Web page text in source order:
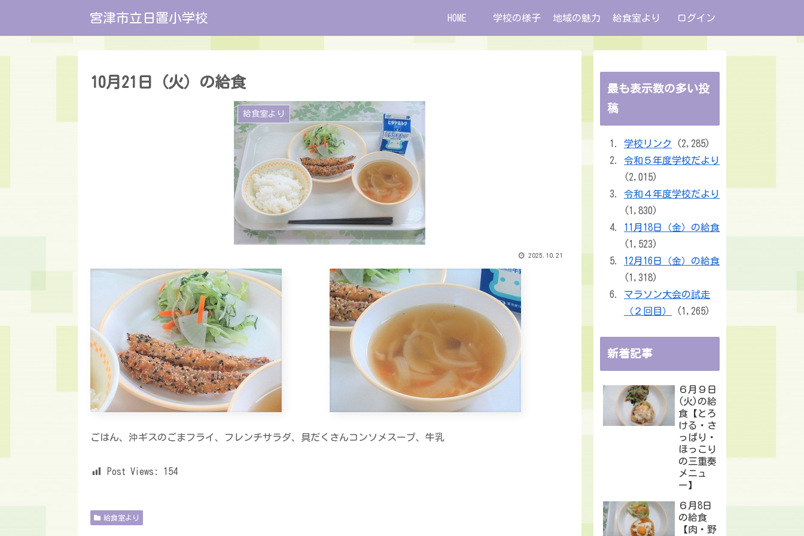
宮津市立日置小学校 HOME 学校の様子 地域の魅力 給食室より ログイン
10月21日（火）の給食
給食室より
2025.10.21
ごはん、沖ギスのごまフライ、フレンチサラダ、具だくさんコンソメスープ、牛乳
Post Views: 154
給食室より
最も表示数の多い投
稿
学校リンク
(2,285)
令和５年度学校だより
(2,015)
令和４年度学校だより
(1,830)
11月18日（金）の給食
(1,523)
12月16日（金）の給食
(1,318)
マラソン大会の試走
（２回目）
(1,265)
新着記事
６月９日
(火)の給
食【とろ
ける・さ
っぱり・
ほっこり
の三重奏
メニュ
ー】
６月8日
の給食
【肉・野